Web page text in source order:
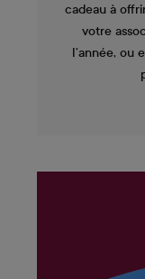
cadeau à
votre
l’année, ou